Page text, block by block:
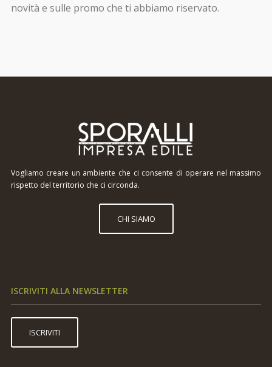
novità e sulle promo che ti abbiamo riservato.
Vogliamo creare un ambiente che ci consente di operare nel massimo
rispetto del territorio che ci circonda.
CHI SIAMO
ISCRIVITI ALLA NEWSLETTER
ISCRIVITI